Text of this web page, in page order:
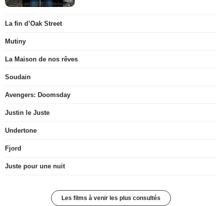
La fin d’Oak Street
Mutiny
La Maison de nos rêves
Soudain
Avengers: Doomsday
Justin le Juste
Undertone
Fjord
Juste pour une nuit
Les films à venir les plus consultés